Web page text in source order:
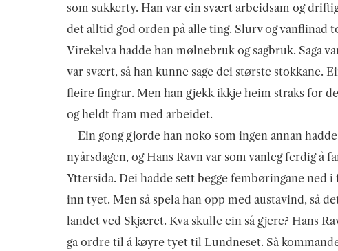
som sukkerty. Han var ein svært arbeidsam og
det alltid god orden på alle ting. Slurv og vanflinad
Virekelva hadde han mølnebruk og sagbruk. Saga
var svært, så han kunne sage dei største stokkane.
fleire fingrar. Men han gjekk ikkje heim straks for
og heldt fram med arbeidet.
Ein gong gjorde han noko som ingen annan
nyårsdagen, og Hans Ravn var som vanleg ferdig å
Yttersida. Dei hadde sett begge fembøringane ned
inn tyet. Men så spela han opp med austavind, så
landet ved Skjæret. Kva skulle ein så gjere? Hans
ga ordre til å køyre tyet til Lundneset. Så